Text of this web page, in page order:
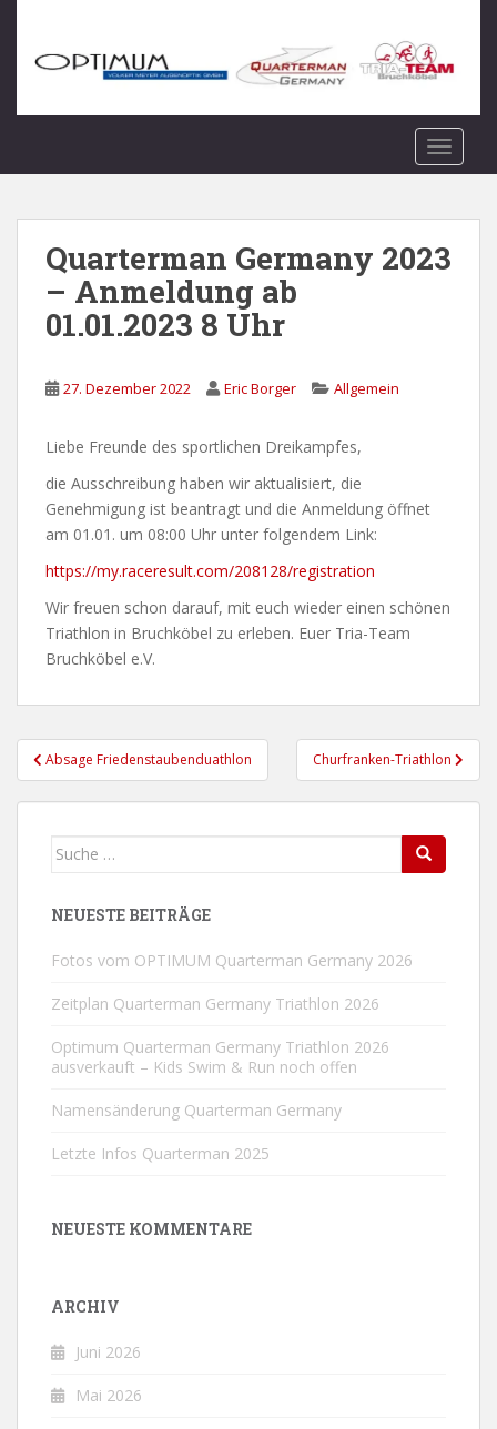
Quarterman Germany 2023
– Anmeldung ab
01.01.2023 8 Uhr
27. Dezember 2022 Eric Borger Allgemein
Liebe Freunde des sportlichen Dreikampfes,
die Ausschreibung haben wir aktualisiert, die
Genehmigung ist beantragt und die Anmeldung öffnet
am 01.01. um 08:00 Uhr unter folgendem Link:
https://my.raceresult.com/208128/registration
Wir freuen schon darauf, mit euch wieder einen schönen
Triathlon in Bruchköbel zu erleben. Euer Tria-Team
Bruchköbel e.V.
Beitragsnavigation
Absage Friedenstaubenduathlon Churfranken-Triathlon
Suche
Search
NEUESTE BEITRÄGE
Fotos vom OPTIMUM Quarterman Germany 2026
Zeitplan Quarterman Germany Triathlon 2026
Optimum Quarterman Germany Triathlon 2026
ausverkauft – Kids Swim & Run noch offen
Namensänderung Quarterman Germany
Letzte Infos Quarterman 2025
NEUESTE KOMMENTARE
ARCHIV
Juni 2026
Mai 2026